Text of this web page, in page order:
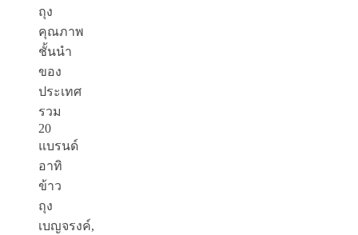
ถุง
คุณภาพ
ชั้นนำ
ของ
ประเทศ
รวม
20
แบรนด์
อาทิ
ข้าว
ถุง
เบญจรงค์,